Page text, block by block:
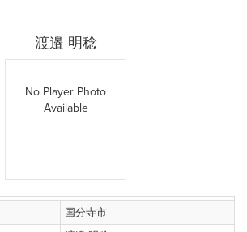
渡邉 明稔
No Player Photo
Available
国分寺市